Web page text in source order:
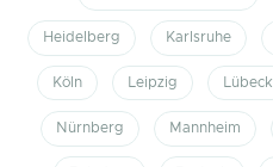
Heidelberg Karlsruhe
Köln Leipzig Lübeck
Nürnberg Mannheim